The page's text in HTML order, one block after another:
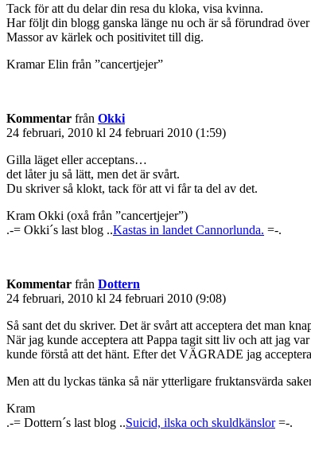
Tack för att du delar din resa du kloka, visa kvinna.
Har följt din blogg ganska länge nu och är så förundrad
Massor av kärlek och positivitet till dig.
Kramar Elin från ”cancertjejer”
Kommentar från Okki
24 februari, 2010 kl 24 februari 2010 (1:59)
Gilla läget eller acceptans…
det låter ju så lätt, men det är svårt.
Du skriver så klokt, tack för att vi får ta del av det.
Kram Okki (oxå från ”cancertjejer”)
.-= Okki´s last blog ..Kastas in landet Cannorlunda. =-.
Kommentar från Dottern
24 februari, 2010 kl 24 februari 2010 (9:08)
Så sant det du skriver. Det är svårt att acceptera det man
När jag kunde acceptera att Pappa tagit sitt liv och att jag
kunde förstå att det hänt. Efter det VÄGRADE jag
Men att du lyckas tänka så när ytterligare fruktansvärda
Kram
.-= Dottern´s last blog ..Suicid, ilska och skuldkänslor=-.